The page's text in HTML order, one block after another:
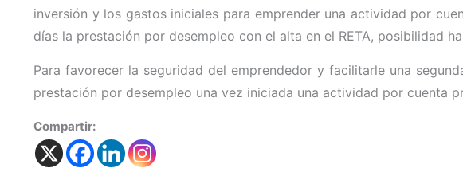
inversión y los gastos iniciales para emprender una actividad por
días la prestación por desempleo con el alta en el RETA, posibilidad
Para favorecer la seguridad del emprendedor y facilitarle una
prestación por desempleo una vez iniciada una actividad por cuenta
Compartir: